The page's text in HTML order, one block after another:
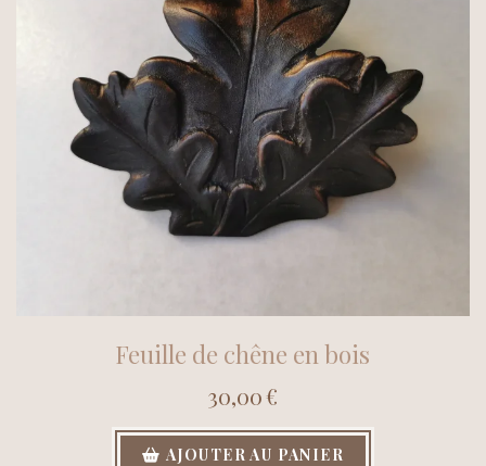
Feuille de chêne en bois
30,00€
AJOUTER AU PANIER